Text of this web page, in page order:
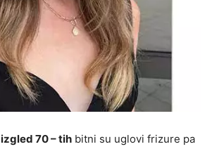
izgled 70 – tih bitni su uglovi frizure pa